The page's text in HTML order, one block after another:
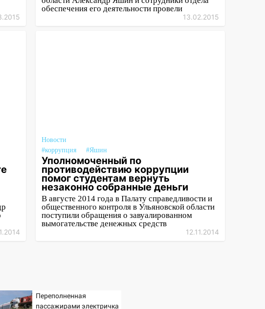
обеспечения его деятельности провели
13.02.2015
Новости
#коррупция
#Яшин
Уполномоченный по
противодействию коррупции
помог студентам вернуть
незаконно собранные деньги
В августе 2014 года в Палату справедливости и
общественного контроля в Ульяновской области
поступили обращения о завуалированном
вымогательстве денежных средств
12.11.2014
Переполненная
пассажирами электричка